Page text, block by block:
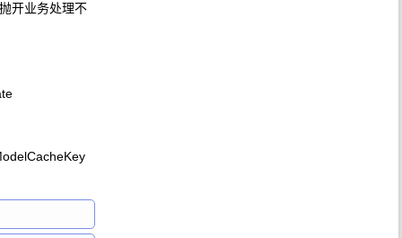
开业务处理不